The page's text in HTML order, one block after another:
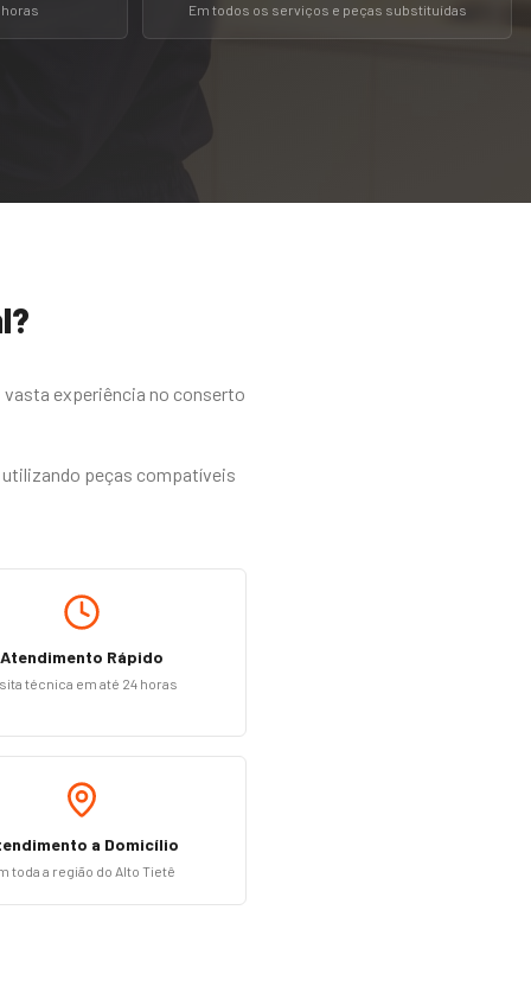
Em todos os serviços e peças substituídas
?
experiência no conserto
peças compatíveis
Atendimento Rápido
técnica em até 24 horas
a Domicílio
toda a região do Alto Tietê